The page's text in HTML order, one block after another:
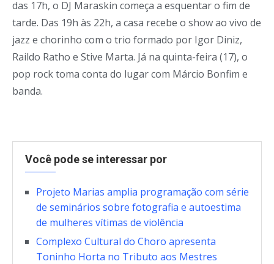
das 17h, o DJ Maraskin começa a esquentar o fim de
tarde. Das 19h às 22h, a casa recebe o show ao vivo de
jazz e chorinho com o trio formado por Igor Diniz,
Raildo Ratho e Stive Marta. Já na quinta-feira (17), o
pop rock toma conta do lugar com Márcio Bonfim e
banda.
Você pode se interessar por
Projeto Marias amplia programação com série
de seminários sobre fotografia e autoestima
de mulheres vítimas de violência
Complexo Cultural do Choro apresenta
Toninho Horta no Tributo aos Mestres